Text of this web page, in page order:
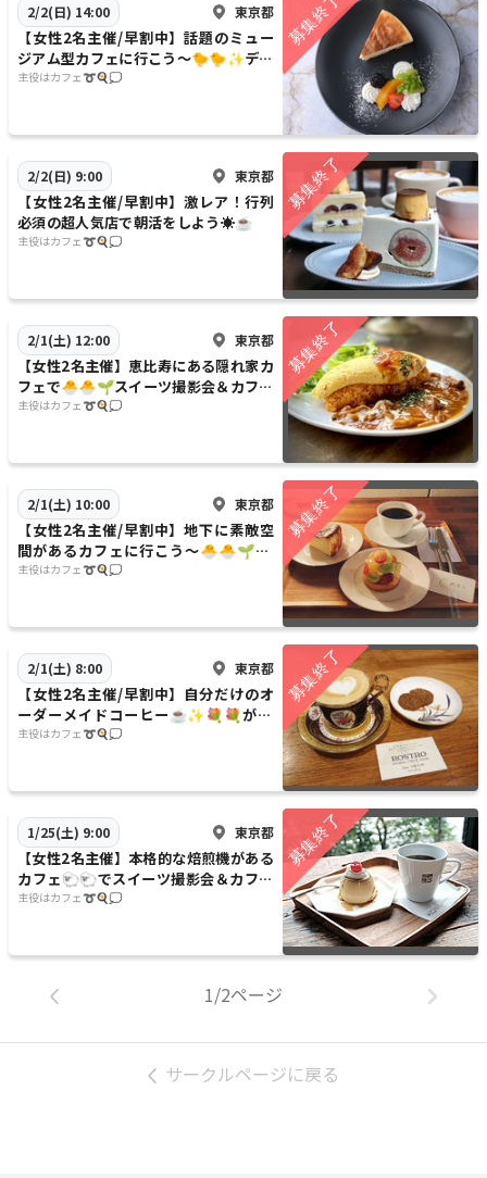
2/2(日) 14:00 東京都
【女性2名主催/早割中】話題のミュー
ジアム型カフェに行こう〜🐤🐤✨デザ
ートも充実してます🌿🌿20代30代限
主役はカフェ➰🍳💭
2/2(日) 9:00 東京都
【女性2名主催/早割中】激レア！行列
必須の超人気店で朝活をしよう☀️☕️
主役はカフェ➰🍳💭
2/1(土) 12:00 東京都
【女性2名主催】恵比寿にある隠れ家カ
フェで🐣🐣🌱スイーツ撮影会＆カフェ
会をしよう〜🍰🌿📸💫20代30代限定
主役はカフェ➰🍳💭
2/1(土) 10:00 東京都
【女性2名主催/早割中】地下に素敵空
間があるカフェに行こう〜🐣🐣🌱20
代30代限定
主役はカフェ➰🍳💭
2/1(土) 8:00 東京都
【女性2名主催/早割中】自分だけのオ
ーダーメイドコーヒー☕️✨💐💐が楽
しめるカフェに行こう〜🐶🐶20代30
主役はカフェ➰🍳💭
1/25(土) 9:00 東京都
【女性2名主催】本格的な焙煎機がある
カフェ🐑🐑でスイーツ撮影会＆カフェ
会をしよう〜🍰🌿📸💫20代30代限定
主役はカフェ➰🍳💭
1/2ページ
サークルページに戻る